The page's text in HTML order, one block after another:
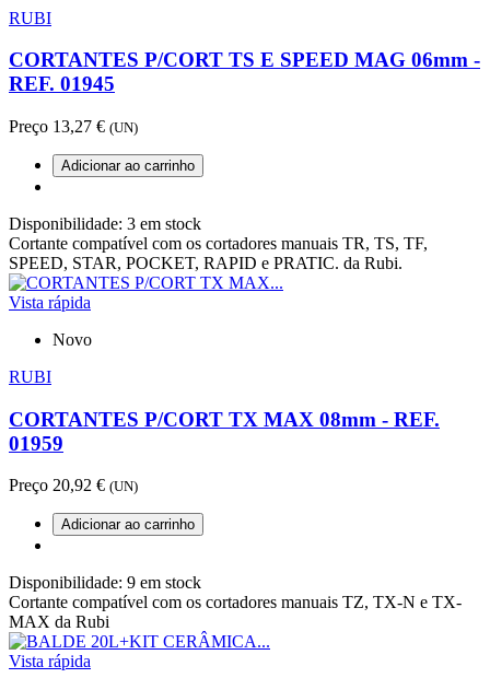
RUBI
CORTANTES P/CORT TS E SPEED MAG 06mm -
REF. 01945
Preço 13,27 € (UN)
Adicionar ao carrinho
Disponibilidade: 3 em stock
Cortante compatível com os cortadores manuais TR, TS, TF,
SPEED, STAR, POCKET, RAPID e PRATIC. da Rubi.
Vista rápida
Novo
RUBI
CORTANTES P/CORT TX MAX 08mm - REF.
01959
Preço 20,92 € (UN)
Adicionar ao carrinho
Disponibilidade: 9 em stock
Cortante compatível com os cortadores manuais TZ, TX-N e TX-
MAX da Rubi
Vista rápida